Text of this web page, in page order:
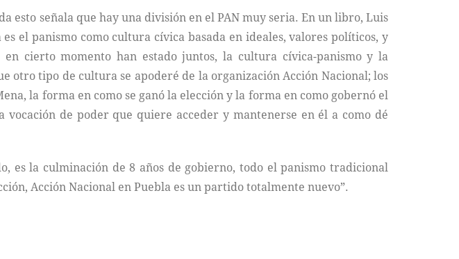
esto señala que hay una división en el PAN muy seria. En un libro, Luis
el panismo como cultura cívica basada en ideales, valores políticos, y
cierto momento han estado juntos, la cultura cívica-panismo y la
otro tipo de cultura se apoderé de la organización Acción Nacional; los
la forma en como se ganó la elección y la forma en como gobernó el
de poder que quiere acceder y mantenerse en él a como dé
es la culminación de 8 años de gobierno, todo el panismo tradicional
Acción Nacional en Puebla es un partido totalmente nuevo”.